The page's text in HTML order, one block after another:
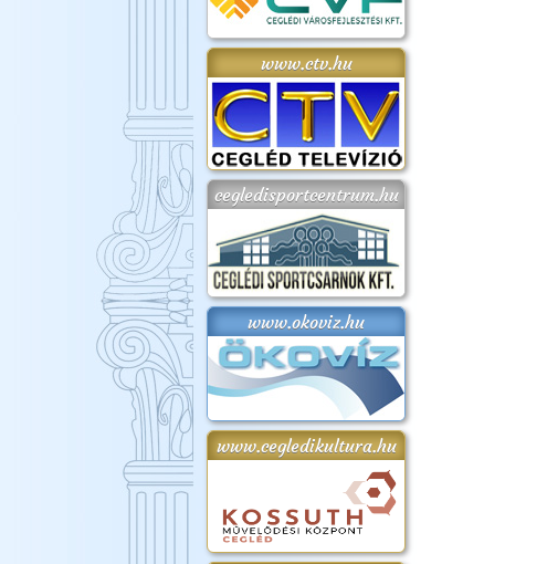
www.ctv.hu
cegledisportcentrum.hu
www.okoviz.hu
www.cegledikultura.hu
Városnapok 2018.
Kossuth Toborzó
Ünnepély
Szent István Ünnepe
(2017. 08. 20.)